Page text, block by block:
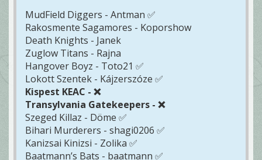
MudField Diggers - Antman ✅
Rakosmente Sagamores - Koporshow
Death Knights - Janek
Zuglow Titans - Rajna
Hangover Boyz - Toto21 ✅
Lokott Szentek - Kájzerszóze ✅
Kispest KEAC - ❌
Transylvania Gatekeepers - ❌
Szeged Killaz - Döme ✅
Bihari Murderers - shagi0206 ✅
Kanizsai Kinizsi - Zolika ✅
Baatmann’s Bats - baatmann ✅